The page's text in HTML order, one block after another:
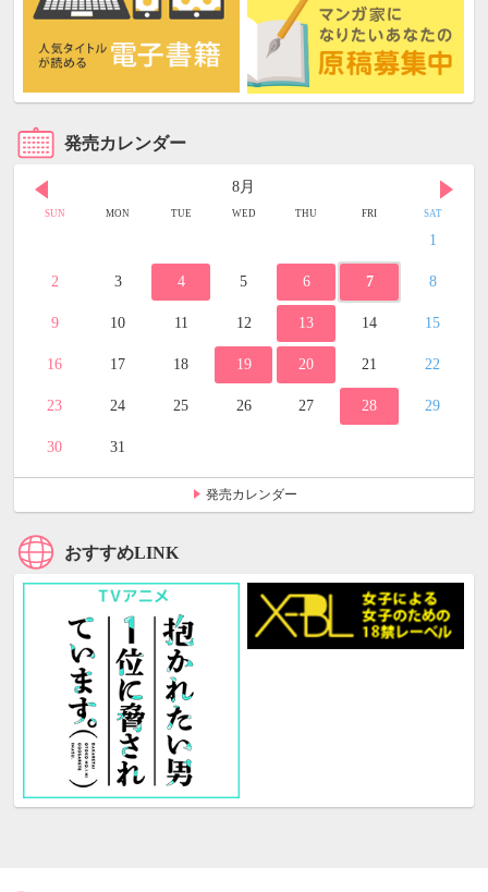
発売カレンダー
8月
SUN MON TUE WED THU FRI SAT
1
2 3 4 5 6 7 8
9 10 11 12 13 14 15
16 17 18 19 20 21 22
23 24 25 26 27 28 29
30 31
発売カレンダー
おすすめLINK